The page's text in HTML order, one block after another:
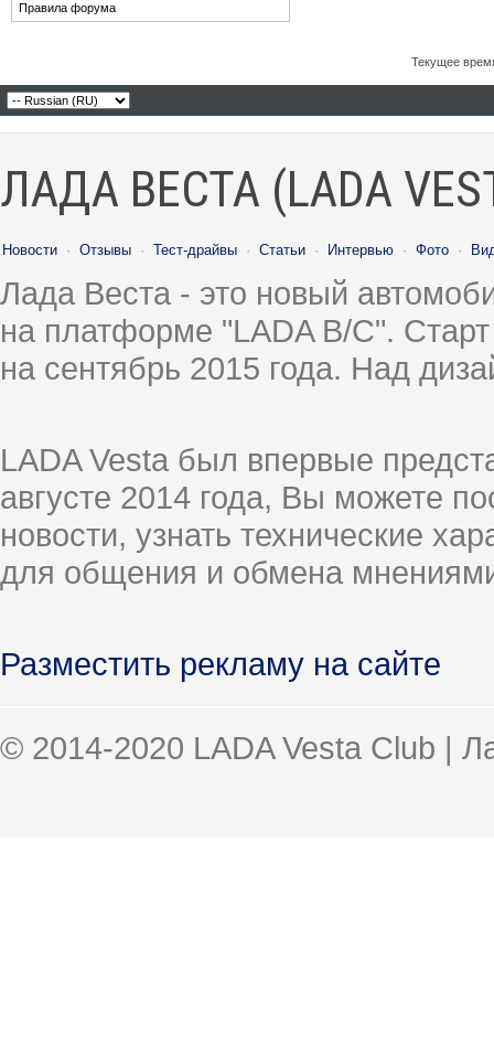
Правила форума
Текущее
ЛАДА ВЕСТА (LADA
Новости · Отзывы · Тест-драйвы · Статьи · Интервью · Фото ·
Лада Веста - это новый
на платформе "LADA B/C".
на сентябрь 2015 года. Над
LADA Vesta был впервые
августе 2014 года, Вы можете
новости, узнать технические
для общения и обмена
Разместить рекламу на сайте
© 2014-2020 LADA Vesta Club |